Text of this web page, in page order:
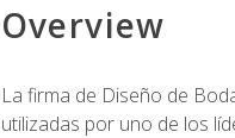
Overview
La firma de Diseño de
utilizadas por uno de los